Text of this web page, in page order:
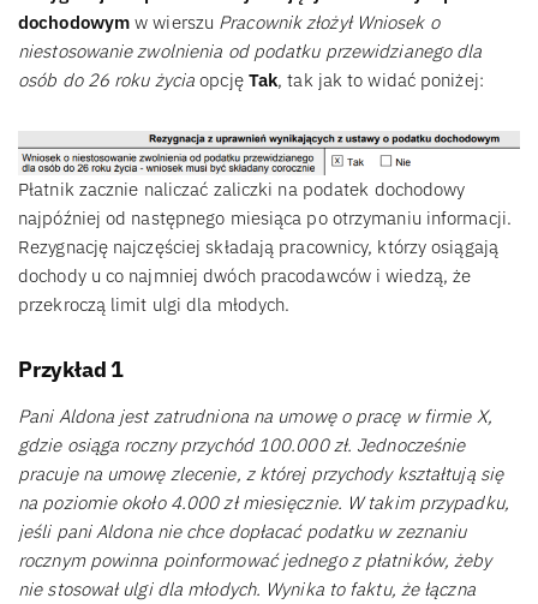
dochodowym w wierszu Pracownik złożył Wniosek o
niestosowanie zwolnienia od podatku przewidzianego dla
osób do 26 roku życia opcję Tak, tak jak to widać poniżej:
Płatnik zacznie naliczać zaliczki na podatek dochodowy
najpóźniej od następnego miesiąca po otrzymaniu informacji.
Rezygnację najczęściej składają pracownicy, którzy osiągają
dochody u co najmniej dwóch pracodawców i wiedzą, że
przekroczą limit ulgi dla młodych.
Przykład 1
Pani Aldona jest zatrudniona na umowę o pracę w firmie X,
gdzie osiąga roczny przychód 100.000 zł. Jednocześnie
pracuje na umowę zlecenie, z której przychody kształtują się
na poziomie około 4.000 zł miesięcznie. W takim przypadku,
jeśli pani Aldona nie chce dopłacać podatku w zeznaniu
rocznym powinna poinformować jednego z płatników, żeby
nie stosował ulgi dla młodych. Wynika to faktu, że łączna